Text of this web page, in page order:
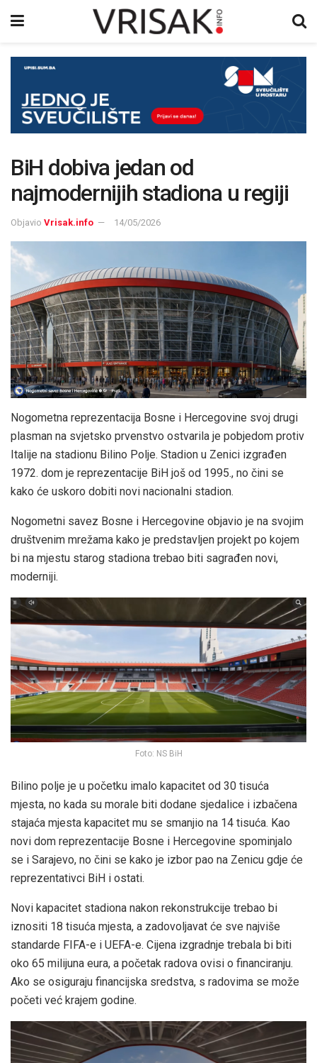
BiH dobiva jedan od
najmodernijih stadiona u regiji
Objavio Vrisak.info 14/05/2026
Nogometna reprezentacija Bosne i Hercegovine svoj drugi
plasman na svjetsko prvenstvo ostvarila je pobjedom protiv
Italije na stadionu Bilino Polje. Stadion u Zenici izgrađen
1972. dom je reprezentacije BiH još od 1995., no čini se
kako će uskoro dobiti novi nacionalni stadion.
Nogometni savez Bosne i Hercegovine objavio je na svojim
društvenim mrežama kako je predstavljen projekt po kojem
bi na mjestu starog stadiona trebao biti sagrađen novi,
moderniji.
Foto: NS BiH
Bilino polje je u početku imalo kapacitet od 30 tisuća
mjesta, no kada su morale biti dodane sjedalice i izbačena
stajaća mjesta kapacitet mu se smanjio na 14 tisuća. Kao
novi dom reprezentacije Bosne i Hercegovine spominjalo
se i Sarajevo, no čini se kako je izbor pao na Zenicu gdje će
reprezentativci BiH i ostati.
Novi kapacitet stadiona nakon rekonstrukcije trebao bi
iznositi 18 tisuća mjesta, a zadovoljavat će sve najviše
standarde FIFA-e i UEFA-e. Cijena izgradnje trebala bi biti
oko 65 milijuna eura, a početak radova ovisi o financiranju.
Ako se osiguraju financijska sredstva, s radovima se može
početi već krajem godine.